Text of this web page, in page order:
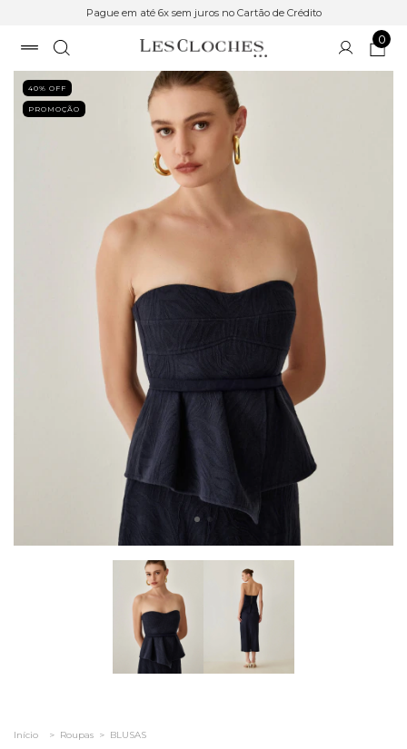
Pague em até 6x sem juros no Cartão de Crédito
0
40% OFF
PROMOÇÃO
Início > Roupas > BLUSAS